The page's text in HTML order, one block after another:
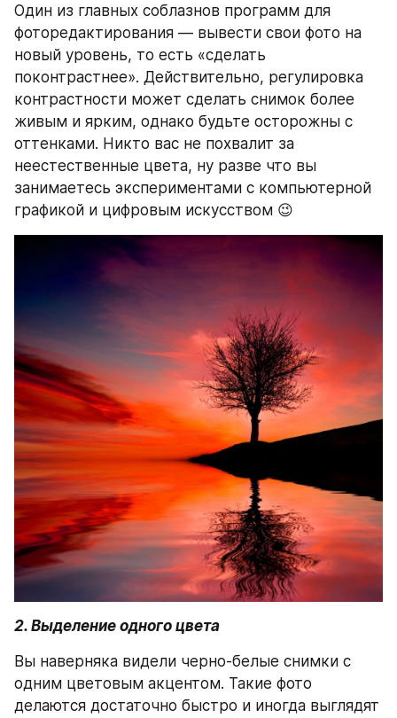
Один из главных соблазнов программ для
фоторедактирования — вывести свои фото на
новый уровень, то есть «сделать
поконтрастнее». Действительно, регулировка
контрастности может сделать снимок более
живым и ярким, однако будьте осторожны с
оттенками. Никто вас не похвалит за
неестественные цвета, ну разве что вы
занимаетесь экспериментами с компьютерной
графикой и цифровым искусством 😉
2. Выделение одного цвета
Вы наверняка видели черно-белые снимки с
одним цветовым акцентом. Такие фото
делаются достаточно быстро и иногда выглядят